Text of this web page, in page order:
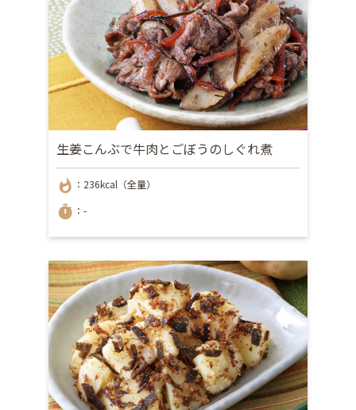
生姜こんぶで牛肉とごぼうのしぐれ煮
whatshot ：236kcal（全量）
timer ：-